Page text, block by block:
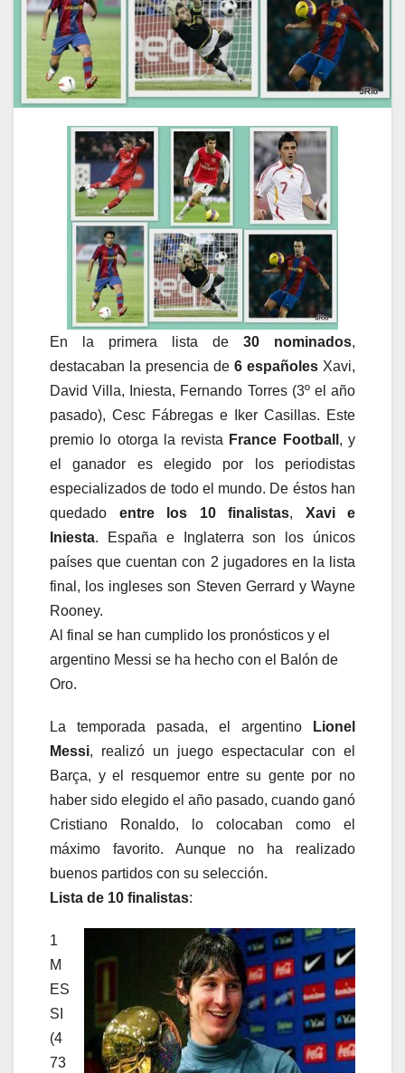
En la primera lista de 30 nominados,
destacaban la presencia de 6 españoles Xavi,
David Villa, Iniesta, Fernando Torres (3º el año
pasado), Cesc Fábregas e Iker Casillas. Este
premio lo otorga la revista France Football , y
el ganador es elegido por los periodistas
especializados de todo el mundo. De éstos han
quedado entre los 10 finalistas, Xavi e
Iniesta. España e Inglaterra son los únicos
países que cuentan con 2 jugadores en la lista
final, los ingleses son Steven Gerrard y Wayne
Rooney.
Al final se han cumplido los pronósticos y el
argentino Messi se ha hecho con el Balón de
Oro.
La temporada pasada, el argentino
Lionel
Messi, realizó un juego espectacular con el
Barça, y el resquemor entre su gente por no
haber sido elegido el año pasado, cuando ganó
Cristiano Ronaldo, lo colocaban como el
máximo favorito. Aunque no ha realizado
buenos partidos con su selección.
Lista de 10 finalistas:
1
M
ES
SI
(4
73